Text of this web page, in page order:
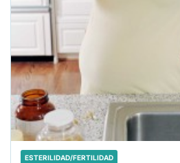
ESTERILIDAD/FERTILIDAD